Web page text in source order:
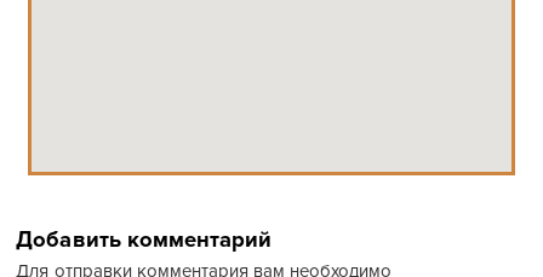
Добавить комментарий
Для отправки комментария вам необходимо